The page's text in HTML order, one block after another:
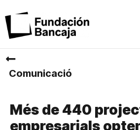
Comunicació
Més de 440
empresarials